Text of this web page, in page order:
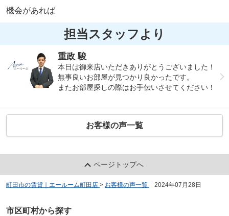
機会があれば
担当スタッフより
重政 駿
本日は御来店いただきありがとうございました！
無事良いお部屋が見つかり良かったです。
またお部屋探しの際はお手伝いさせてください！
お客様の声一覧
ページトップへ
町田市の賃貸｜エールーム町田店 > お客様の声一覧 2024年07月28日
市区町村から探す